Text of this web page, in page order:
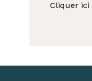
Cliquer ici